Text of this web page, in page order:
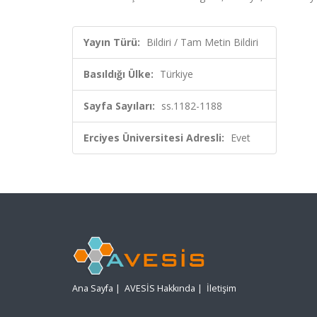
Yayın Türü: Bildiri / Tam Metin Bildiri
Basıldığı Ülke: Türkiye
Sayfa Sayıları: ss.1182-1188
Erciyes Üniversitesi Adresli: Evet
Ana Sayfa | AVESİS Hakkında | İletişim